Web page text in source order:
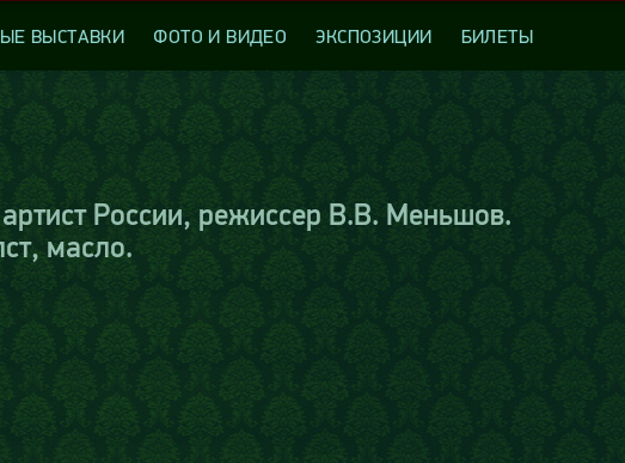
ВЫСТАВКИ ФОТО И ВИДЕО ЭКСПОЗИЦИИ БИЛЕТЫ
России, режиссер В.В. Меньшов.
масло.